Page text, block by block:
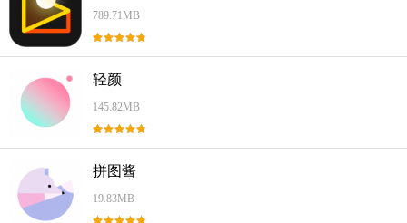
789.71MB
轻颜
145.82MB
拼图酱
19.83MB